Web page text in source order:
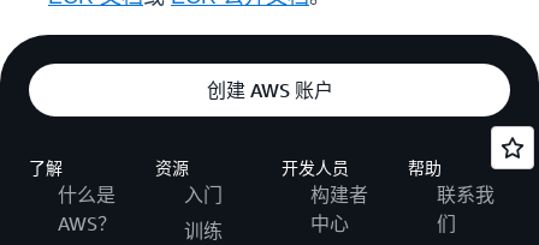
创建 AWS 账户
了解
什么是
AWS？
资源
入门
训练
开发人员
构建者
中心
帮助
联系我
们